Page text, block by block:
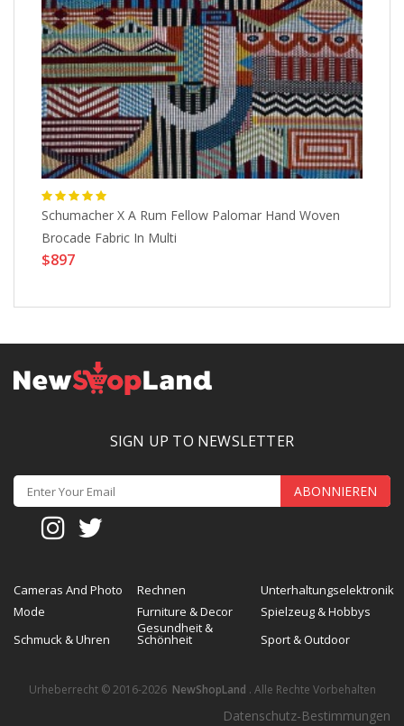
Schumacher X A Rum Fellow Palomar Hand Woven
Brocade Fabric In Multi
$897
SIGN UP TO NEWSLETTER
ABONNIEREN
Cameras And Photo Rechnen
Unterhaltungselektronik
Mode
Furniture & Decor
Spielzeug & Hobbys
Schmuck & Uhren
Gesundheit &
Schönheit Sport & Outdoor
Urheberrecht © 2016-2026 NewShopLand . Alle Rechte Vorbehalten
Datenschutz-Bestimmungen